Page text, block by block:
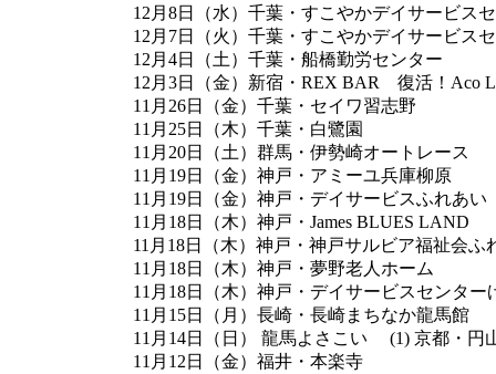
12月8日（水）千葉・すこやかデイサービス
12月7日（火）千葉・すこやかデイサービス
12月4日（土）千葉・船橋勤労センター
12月3日（金）新宿・REX BAR 復活！Aco
11月26日（金）千葉・セイワ習志野
11月25日（木）千葉・白鷺園
11月20日（土）群馬・伊勢崎オートレース
11月19日（金）神戸・アミーユ兵庫柳原
11月19日（金）神戸・デイサービスふれあい
11月18日（木）神戸・James BLUES LAND
11月18日（木）神戸・神戸サルビア福祉会ふ
11月18日（木）神戸・夢野老人ホーム
11月18日（木）神戸・デイサービスセンター
11月15日（月）長崎・長崎まちなか龍馬館
11月14日（日） 龍馬よさこい (1) 京都・
11月12日（金）福井・本楽寺